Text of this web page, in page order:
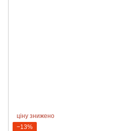
ціну знижено
−13%